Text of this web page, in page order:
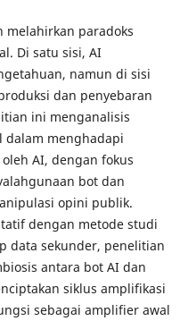
melahirkan paradoks
Di satu sisi, AI
namun di sisi
dan penyebaran
ini menganalisis
menghadapi
AI, dengan fokus
bot dan
opini publik.
dengan metode studi
data sekunder, penelitian
antara bot AI dan
siklus amplifikasi
sebagai amplifier awal